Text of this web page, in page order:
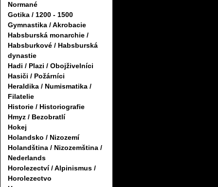
Normané
Gotika / 1200 - 1500
Gymnastika / Akrobacie
Habsburská monarchie /
Habsburkové / Habsburská
dynastie
Hadi / Plazi / Obojživelníci
Hasiči / Požárníci
Heraldika / Numismatika /
Filatelie
Historie / Historiografie
Hmyz / Bezobratlí
Hokej
Holandsko / Nizozemí
Holandština / Nizozemština /
Nederlands
Horolezectví / Alpinismus /
Horolezectvo